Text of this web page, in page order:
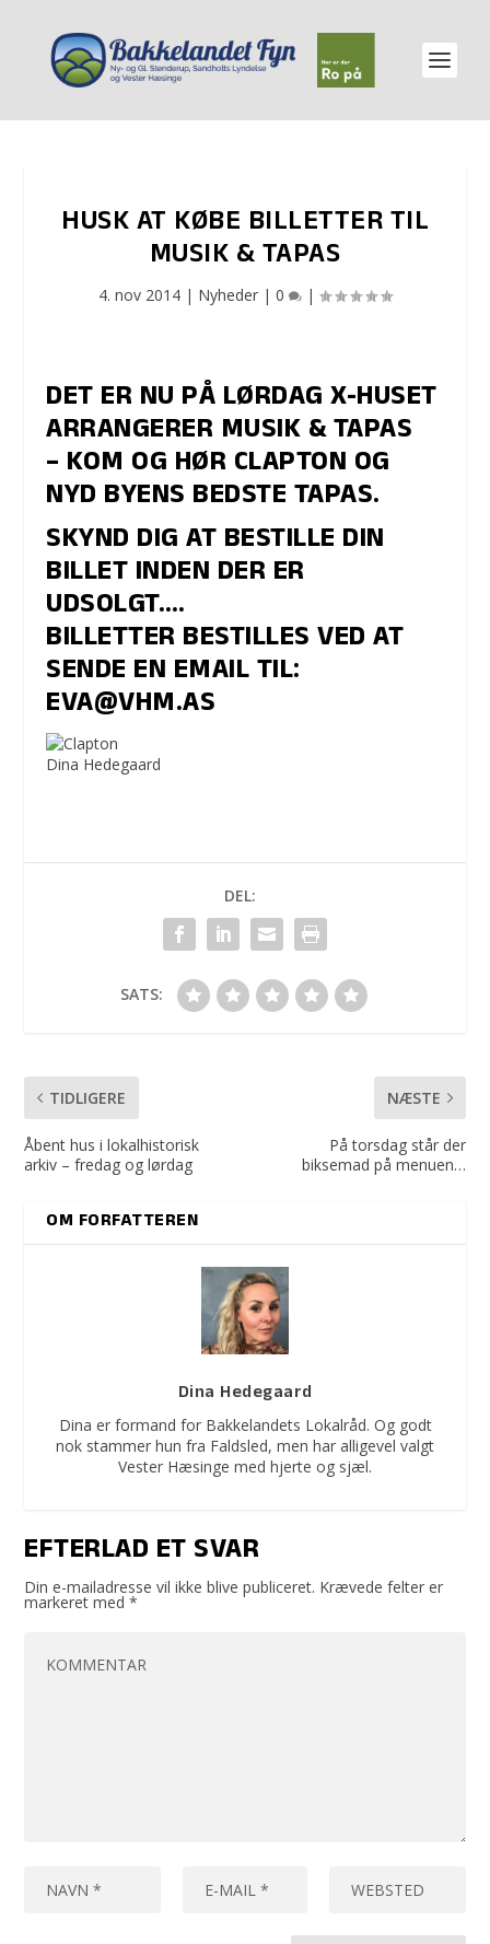
HUSK AT KØBE BILLETTER TIL
MUSIK & TAPAS
4. nov 2014 | Nyheder | 0 |
DET ER NU PÅ LØRDAG X-HUSET
ARRANGERER MUSIK & TAPAS
– KOM OG HØR CLAPTON OG
NYD BYENS BEDSTE TAPAS.
SKYND DIG AT BESTILLE DIN
BILLET INDEN DER ER
UDSOLGT….
BILLETTER BESTILLES VED AT
SENDE EN EMAIL TIL:
EVA@VHM.AS
Dina Hedegaard
DEL:
SATS:
TIDLIGERE
Åbent hus i lokalhistorisk
arkiv – fredag og lørdag
NÆSTE
På torsdag står der
biksemad på menuen…
OM FORFATTEREN
Dina Hedegaard
Dina er formand for Bakkelandets Lokalråd. Og godt
nok stammer hun fra Faldsled, men har alligevel valgt
Vester Hæsinge med hjerte og sjæl.
EFTERLAD ET SVAR
Din e-mailadresse vil ikke blive publiceret. Krævede felter er
markeret med*